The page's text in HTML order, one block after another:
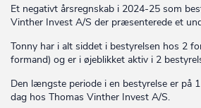
Et negativt årsregnskab i 2024-25 som
Vinther Invest A/S der præsenterede et
Tonny har i alt siddet i bestyrelsen hos 2
formand) og er i øjeblikket aktiv i 2
Den længste periode i en bestyrelse er på
dag hos Thomas Vinther Invest A/S.